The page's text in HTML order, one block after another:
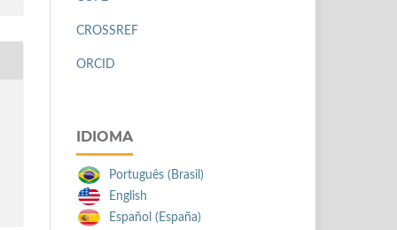
CROSSREF
ORCID
IDIOMA
Português (Brasil)
English
Español (España)